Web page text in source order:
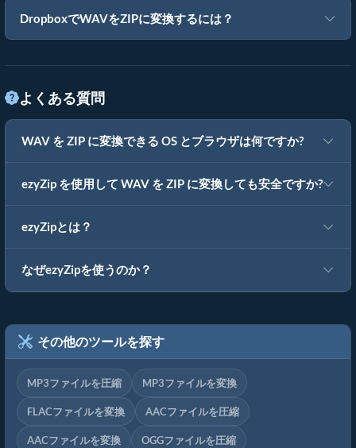
DropboxでWAVをZIPに変換するには？
よくある質問
WAV を ZIP に変換できる OS とブラウザは何ですか?
ezyZip を使用して WAV を ZIP に変換しても安全ですか?
ezyZipとは？
なぜezyZipを使うのか？
その他のツールを探す
MP3ファイルを圧縮 MP3ファイルを変換
FLACファイルを変換 AACファイルを圧縮
AACファイルを変換 OGGファイルを圧縮